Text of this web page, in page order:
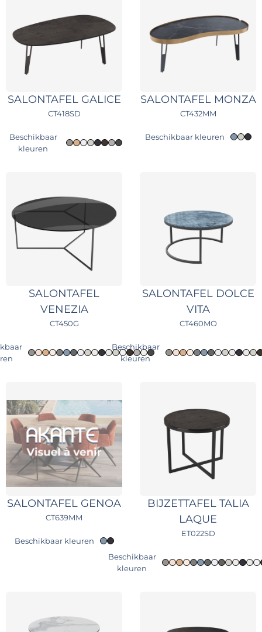
SALONTAFEL GALICE
CT418SD
Beschikbaar
kleuren
SALONTAFEL MONZA
CT432MM
Beschikbaar kleuren
SALONTAFEL
VENEZIA
CT450G
SALONTAFEL DOLCE
VITA
CT460MO
Beschikbaar
kleuren
SALONTAFEL GENOA
CT639MM
Beschikbaar kleuren
BIJZETTAFEL TALIA
LAQUE
ET022SD
Beschikbaar
kleuren